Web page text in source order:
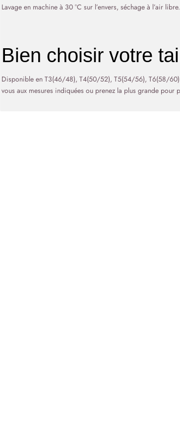
Lavage en machine à 30 °C sur l’envers, séchage à l’air libre.
Bien choisir votre
Disponible en T3(46/48), T4(50/52), T5(54/56), T6(58/60).
vous aux mesures indiquées ou prenez la plus grande pour